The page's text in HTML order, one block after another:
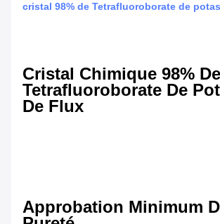
cristal 98% de Tetrafluoroborate de
Cristal Chimique 98% De
Tetrafluoroborate De
De Flux
Approbation Minimum